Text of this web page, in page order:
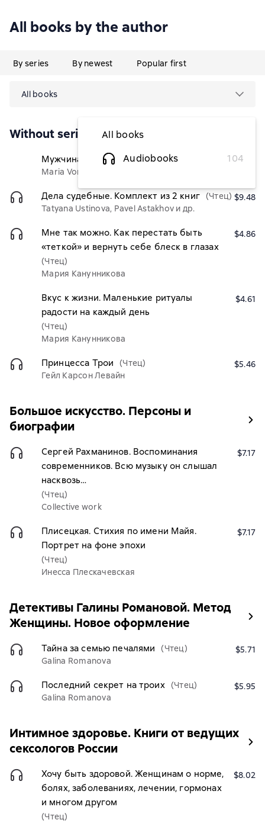
All books by the author
By series By newest Popular first
All books
All books
Audiobooks
104
Without series
Мужчина в тени
(Чтец)
Maria Voronova
$4.37
Дела судебные. Комплект из 2 книг (Чтец)
Tatyana Ustinova, Pavel Astakhov и др.
$9.48
Мне так можно. Как перестать быть
«теткой» и вернуть себе блеск в глазах
(Чтец)
Мария Канунникова
$4.86
Вкус к жизни. Маленькие ритуалы
радости на каждый день
(Чтец)
Мария Канунникова
$4.61
Принцесса Трои
(Чтец)
Гейл Карсон Левайн
$5.46
Большое искусство. Персоны и
биографии
Сергей Рахманинов. Воспоминания
современников. Всю музыку он слышал
насквозь…
(Чтец)
Collective work
$7.17
Плисецкая. Стихия по имени Майя.
Портрет на фоне эпохи
(Чтец)
Инесса Плескачевская
$7.17
Детективы Галины Романовой. Метод
Женщины. Новое оформление
Тайна за семью печалями
(Чтец)
Galina Romanova
$5.71
Последний секрет на троих (Чтец)
Galina Romanova
$5.95
Интимное здоровье. Книги от ведущих
сексологов России
Хочу быть здоровой. Женщинам о норме,
болях, заболеваниях, лечении, гормонах
и многом другом
(Чтец)
$8.02